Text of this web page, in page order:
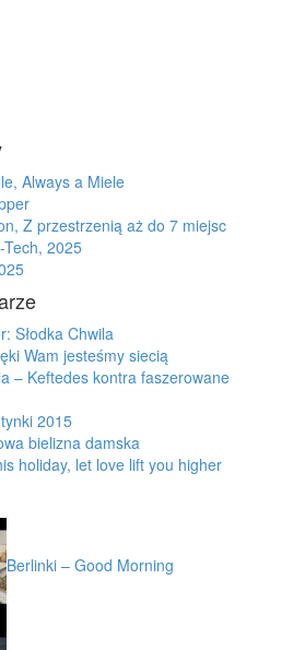
Always a Miele
Z przestrzenią aż do 7 miejsc
Tech, 2025
Słodka Chwila
Wam jesteśmy siecią
– Keftedes kontra faszerowane
2015
bielizna damska
holiday, let love lift you higher
Berlinki – Good Morning